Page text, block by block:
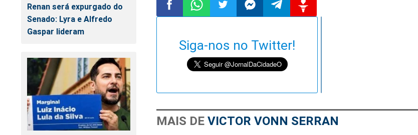
Renan será expurgado do
Senado: Lyra e Alfredo
Gaspar lideram
no
no
no
no
Siga-nos no Twitter!
MAIS DE VICTOR VONN SERRAN